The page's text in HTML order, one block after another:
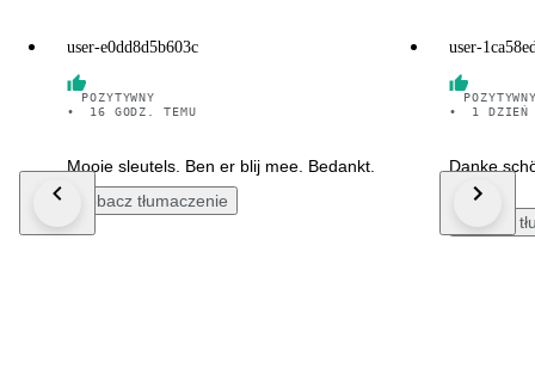
user-e0dd8d5b603c
POZYTYWNY
•
16 GODZ. TEMU
Mooie sleutels. Ben er blij mee. Bedankt.
Zobacz tłumaczenie
user-
•
1 DZIEŃ
Danke
wieder
Zobacz